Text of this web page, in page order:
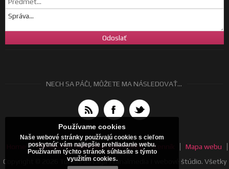
NECH SA PÁČI, MÔŽETE MA NÁSLEDOVAŤ...
Všeobecné obchodné podmienky Cenník
Mapa webu
Copyright © 2026 Tomáš Jurčaga | canalmedia | webové štúdio. Všetky
Používame cookies
Naše webové stránky používajú cookies s cieľom
poskytnúť vám najlepšie prehliadanie webu.
Používaním týchto stránok súhlasíte s týmto
využitím cookies.